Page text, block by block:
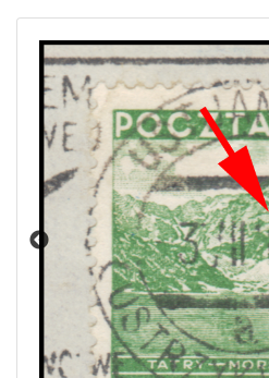
Recent result
Archive
Regulation
Contact